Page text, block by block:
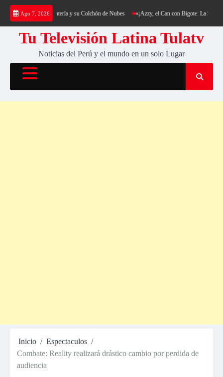
Saltar
contenido
Ago 7, 2026
al Cerro Cantería y su Colchón de Nubes «¡Azzy, el Can con Bigote: La
Tu Televisión Latina Tulatv
Noticias del Perú y el mundo en un solo Lugar
Inicio
Espectaculos
Combate: Reality realizará drástico cambio por perdida de
audiencia